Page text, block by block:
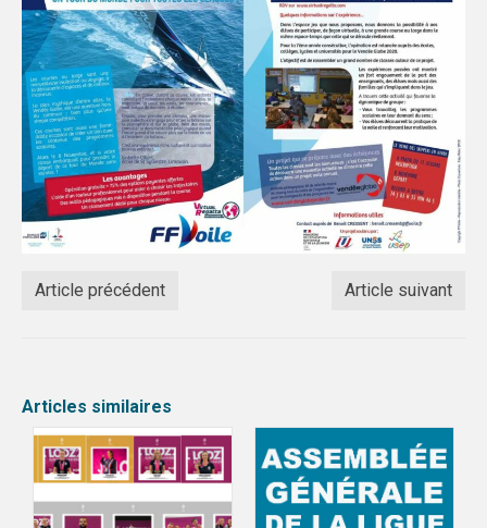
ADMINISTRATIF
SPORTS IND
SAINT-ÉTIENNE
LOCATION MINIBUS
LOCATION MATÉRIEL
PRENDRE SA LICENCE
SPORTS COLLECTIFS
ACADEMIE LYON
SPORTS INDIVIDUELS
Article précédent Article suivant
Articles similaires